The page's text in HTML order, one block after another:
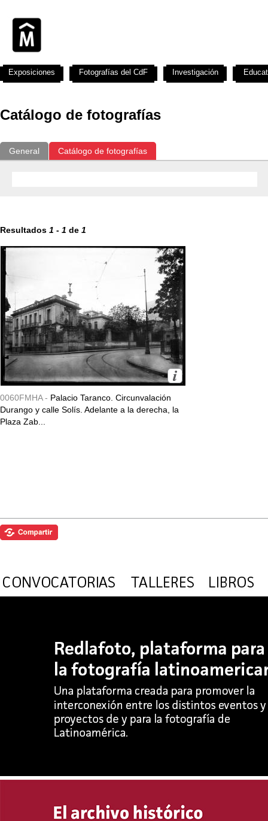
Catálogo de fotografías
General Catálogo de fotografías
Resultados 1 - 1 de 1
0060FMHA - Palacio Taranco. Circunvalación
Durango y calle Solís. Adelante a la derecha, la
Plaza Zab...
Exposiciones Fotografías del CdF Investigación